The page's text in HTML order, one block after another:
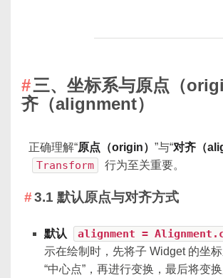
三、坐标系与原点（
齐（alignment）
正确理解“原点（origin） ”与“对齐（
Transform 行为至关重要。
3.1 默认原点与对齐方式
默认 alignment =
示在绘制时，先将子 Widget 的坐
“中心点”，再进行变换，最后将变